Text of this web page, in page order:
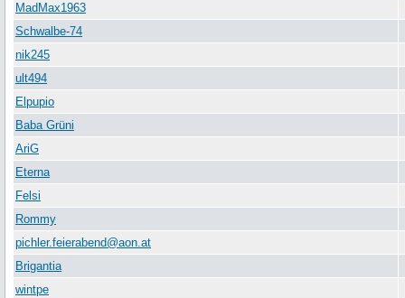
MadMax1963
Schwalbe-74
nik245
ult494
Elpupio
Baba Grüni
AriG
Eterna
Felsi
Rommy
pichler.feierabend@aon.at
Brigantia
wintpe